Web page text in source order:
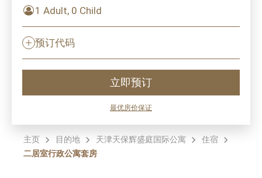
1 Adult, 0 Child
预订代码
立即预订
最优房价保证
主页 目的地 天津天保辉盛庭国际公寓
住宿
二居室行政公寓套房